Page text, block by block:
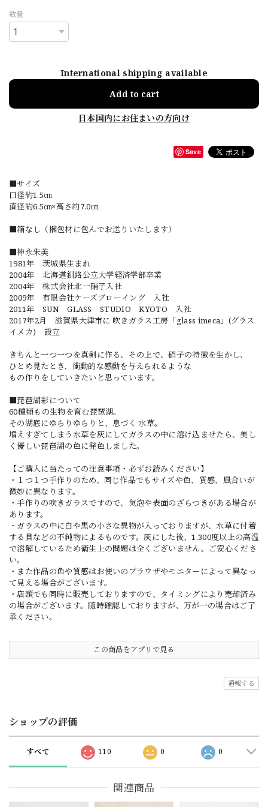
数量
International shipping available
Add to cart
日本国内にお住まいの方向け
Save
■サイズ
口径約1.5㎝
直径約6.5㎝×高さ約7.0㎝
■箱なし（梱包材に包んでお送りいたします）
■神永朱美
1981年 茨城県生まれ
2004年 北海道釧路公立大学経済学部卒業
2004年 株式会社北一硝子入社
2009年 有限会社ケーズブローイング 入社
2011年 SUN GLASS STUDIO KYOTO 入社
2017年2月 滋賀県大津市に 吹きガラス工房「glass imeca」(グラス
イメカ) 設立
きちんと一つ一つを真剣に作る、その上で、硝子の特徴を生かし、
ひとめ見たとき、衝動的な感動を与えられるような
もの作りをしていきたいと思っています。
■琵琶湖彩について
60種類もの生物を育む琵琶湖。
その湖底にゆらりゆらりと、息づく 水草。
増えすぎてしまう水草を灰にしてガラスの中に溶け込ませたら、美し
く優しい琵琶湖の色に発色しました。
【ご購入に当たっての注意事項・必ずお読みください】
・１つ１つ手作りのため、同じ作品でもサイズや色、質感、風合いが
微妙に異なります。
・手作りの吹きガラスですので、気泡や表面のざらつきがある場合が
あります。
・ガラスの中に白や黒の小さな異物が入っておりますが、水草に付着
する貝などの不純物によるものです。灰にした後、1,300度以上の高温
で溶解しているため衛生上の問題は全くございません。ご安心くださ
い。
・また作品の色や質感はお使いのブラウザやモニターによって異なっ
て見える場合がございます。
・店頭でも同時に販売しておりますので、タイミングにより売却済み
の場合がございます。随時確認しておりますが、万が一の場合はご了
承ください。
この商品をアプリで見る
通報する
ショップの評価
すべて 110 0 0
関連商品